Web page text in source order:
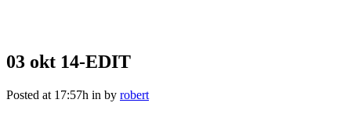
03 okt 14-EDIT
Posted at 17:57h in by robert